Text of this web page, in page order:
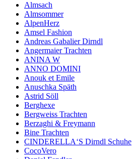
Almsach
Almsommer
AlpenHerz
Amsel Fashion
Andreas Gabalier Dirndl
Angermaier Trachten
ANINA W
ANNO DOMINI
Anouk et Emile
Anuschka Späth
Astrid Söll
Berghexe
Bergweiss Trachten
Berzaghi & Freymann
Bine Trachten
CINDERELLA‘S Dirndl Schuhe
CocoVero